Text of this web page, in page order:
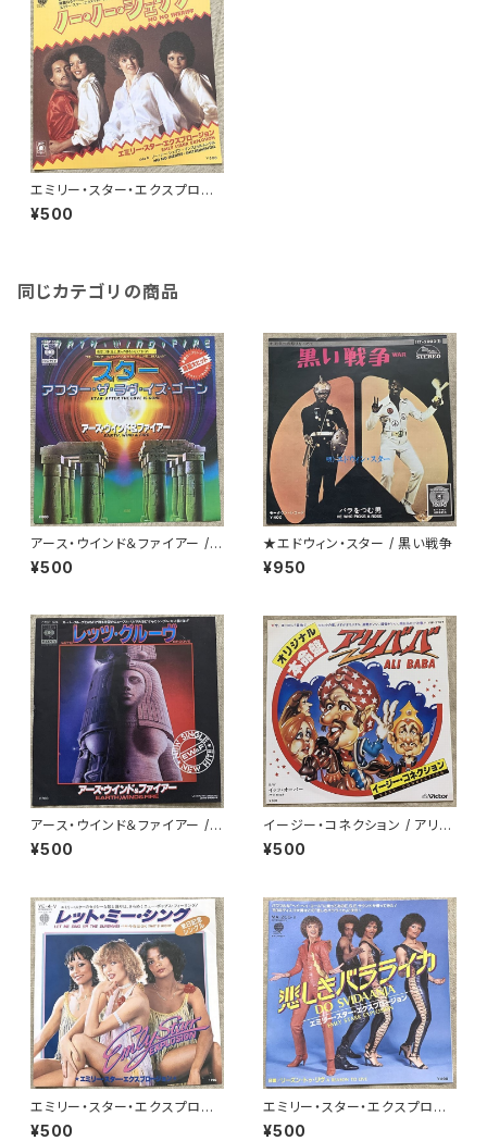
エミリー・スター・エクスプロー
ジョン / ノー・ノー・シェリフ
¥500
同じカテゴリの商品
アース・ウインド＆ファイアー /
スター
¥500
★エドウィン・スター / 黒い戦争
¥950
アース・ウインド＆ファイアー /
レッツ・グルーヴ
¥500
イージー・コネクション / アリバ
バ
¥500
エミリー・スター・エクスプロー
ジョン / レット・ミー・シング
¥500
エミリー・スター・エクスプロー
ジョン / 悲しきバラライカ
¥500